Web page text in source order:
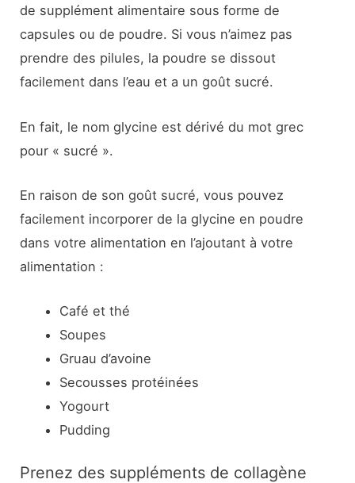
de supplément alimentaire sous forme de
capsules ou de poudre. Si vous n’aimez pas
prendre des pilules, la poudre se dissout
facilement dans l’eau et a un goût sucré.
En fait, le nom glycine est dérivé du mot grec
pour « sucré ».
En raison de son goût sucré, vous pouvez
facilement incorporer de la glycine en poudre
dans votre alimentation en l’ajoutant à votre
alimentation :
Café et thé
Soupes
Gruau d’avoine
Secousses protéinées
Yogourt
Pudding
Prenez des suppléments de collagène